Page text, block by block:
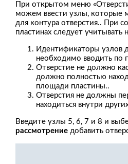
При открытом меню
можем ввести узлы, которые
для контура отверстия.. При
пластинах следует учитывать
Идентификаторы узлов
необходимо вводить по
Отверстие не должно
должно полностью
площади пластины..
Отверстия не должны
находиться внутри
Введите узлы 5, 6, 7 и 8 и
рассмотрениедобавить